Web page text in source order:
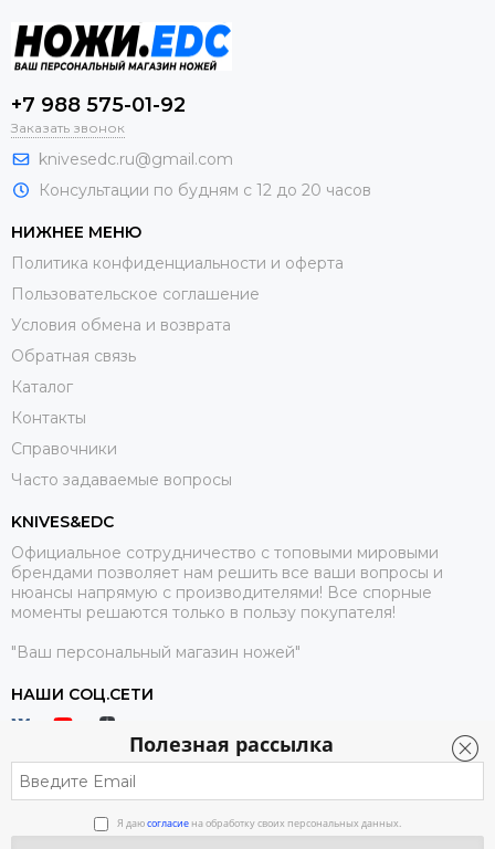
Полезная рассылка
Я даюсогласие на обработку своих персональных данных.
+7 988 575-01-92
Заказать звонок
knivesedc.ru@gmail.com
Консультации по будням с 12 до 20 часов
НИЖНЕЕ МЕНЮ
Политика конфиденциальности и оферта
Пользовательское соглашение
Условия обмена и возврата
Обратная связь
Каталог
Контакты
Справочники
Часто задаваемые вопросы
KNIVES&EDC
Официальное сотрудничество с топовыми мировыми
брендами позволяет нам решить все ваши вопросы и
нюансы напрямую с производителями! Все спорные
моменты решаются только в пользу покупателя!
"Ваш персональный магазин ножей"
НАШИ СОЦ.СЕТИ